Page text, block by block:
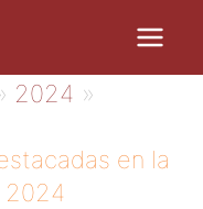
2024
en la
2024